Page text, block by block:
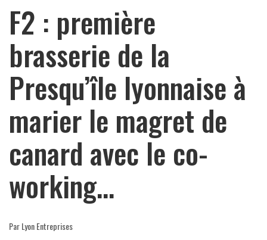
F2 : première
brasserie de la
Presqu’île lyonnaise à
marier le magret de
canard avec le co-
working…
Par Lyon Entreprises